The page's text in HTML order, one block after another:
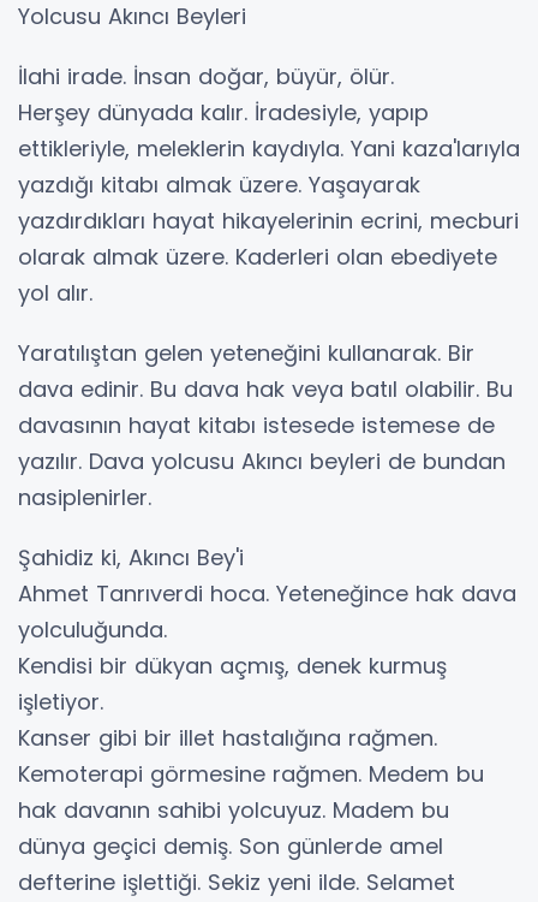
Yolcusu Akıncı Beyleri
İlahi irade. İnsan doğar, büyür, ölür.
Herşey dünyada kalır. İradesiyle, yapıp
ettikleriyle, meleklerin kaydıyla. Yani kaza'larıyla
yazdığı kitabı almak üzere. Yaşayarak
yazdırdıkları hayat hikayelerinin ecrini, mecburi
olarak almak üzere. Kaderleri olan ebediyete
yol alır.
Yaratılıştan gelen yeteneğini kullanarak. Bir
dava edinir. Bu dava hak veya batıl olabilir. Bu
davasının hayat kitabı istesede istemese de
yazılır. Dava yolcusu Akıncı beyleri de bundan
nasiplenirler.
Şahidiz ki, Akıncı Bey'i
Ahmet Tanrıverdi hoca. Yeteneğince hak dava
yolculuğunda.
Kendisi bir dükyan açmış, denek kurmuş
işletiyor.
Kanser gibi bir illet hastalığına rağmen.
Kemoterapi görmesine rağmen. Medem bu
hak davanın sahibi yolcuyuz. Madem bu
dünya geçici demiş. Son günlerde amel
defterine işlettiği. Sekiz yeni ilde. Selamet